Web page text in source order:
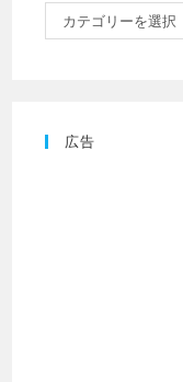
カテゴリーを選択
広告